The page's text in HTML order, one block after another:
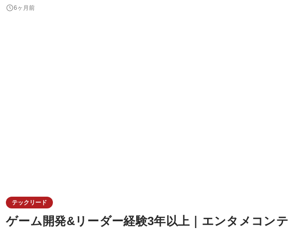
6ヶ月前
テックリード
ゲーム開発&リーダー経験3年以上｜エンタメコン